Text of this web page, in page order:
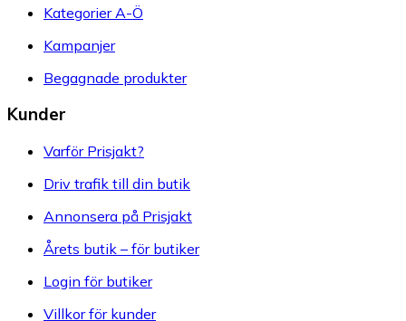
Kategorier A-Ö
Kampanjer
Begagnade produkter
Kunder
Varför Prisjakt?
Driv trafik till din butik
Annonsera på Prisjakt
Årets butik – för butiker
Login för butiker
Villkor för kunder